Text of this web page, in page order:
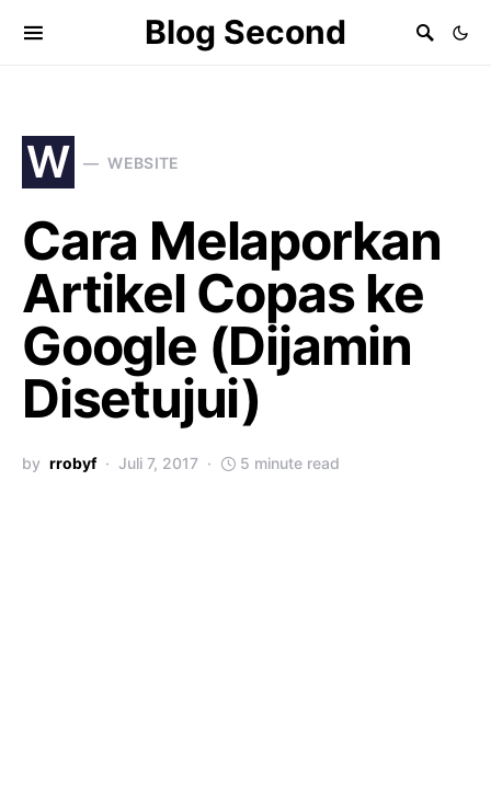
Blog Second
W WEBSITE
Cara Melaporkan
Artikel Copas ke
Google (Dijamin
Disetujui)
by rrobyf Juli 7, 2017 5 minute read